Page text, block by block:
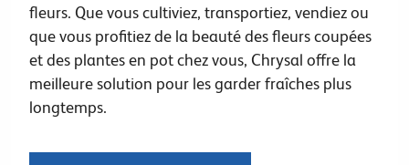
fleurs. Que vous cultiviez, transportiez, vendiez ou
que vous profitiez de la beauté des fleurs coupées
et des plantes en pot chez vous, Chrysal offre la
meilleure solution pour les garder fraîches plus
longtemps.